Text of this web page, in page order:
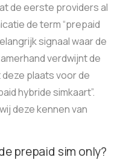
de eerste providers al
de term “prepaid
signaal waar de
verdwijnt de
plaats voor de
hybride simkaart”.
deze kennen van
prepaid sim only?